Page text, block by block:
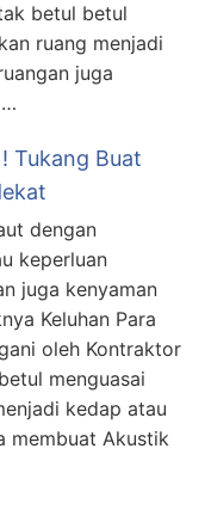
betul betul
ruang menjadi
juga
…
Tukang Buat
dengan
keperluan
juga kenyaman
Keluhan Para
oleh Kontraktor
menguasai
kedap atau
membuat Akustik